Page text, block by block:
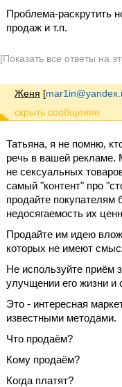
Проблема-раскрутить
продаж и т.п.
[Показать все ответы на
Женя [
Татьяна, я не помню,
речь в вашей рекламе.
не сексуальных
самый "контент" про
продайте
недосягаемость их
Продайте им идею
которых не имеют
Не используйте приём
улучщении его жизни и
Это - интересная
известными методами.
Что продаём?
Кому продаём?
Когда платят?